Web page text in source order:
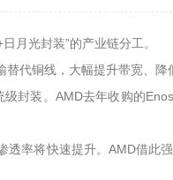
月光封装”的产业链分工。
代铜线，大幅提升带宽、降
封装。AMD去年收购的
率将快速提升。AMD借此